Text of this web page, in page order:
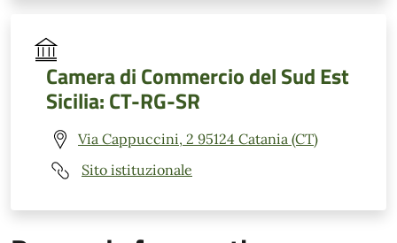
Camera di Commercio del Sud Est
Sicilia: CT-RG-SR
Via Cappuccini, 2 95124 Catania (CT)
Sito istituzionale